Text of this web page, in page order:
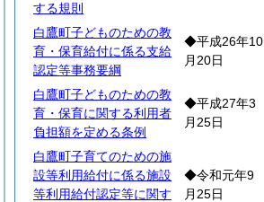
する規則
白鷹町子どものための教
育・保育給付に係る支給
認定等事務要綱
◆平成26年10
月20日
白鷹町子どものための教
育・保育に関する利用者
負担額を定める条例
◆平成27年3
月25日
白鷹町子育てのための施
設等利用給付に係る施設
等利用給付認定等に関す
◆令和元年9
月25日